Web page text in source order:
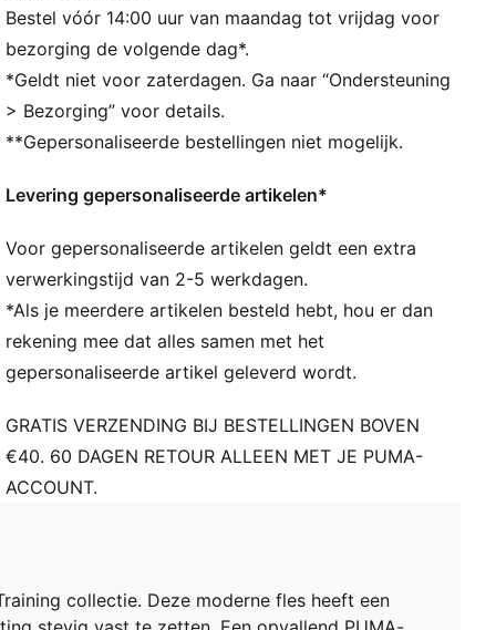
Waterfles
Schroefdop met grote opening
Morsbestendige kliksluiting
Transparante kap opent met een druk op de knop
Metalen veiligheidshaak om de flessluiting stevig vast
te zetten
Plastic haak aan de bovenkant om gemakkelijk te
PUMA-woordmerk verticaal gedrukt op de voorkant
Bestel vóór 14:00 uur van maandag tot vrijdag voor
bezorging de volgende dag*.
*Geldt niet voor zaterdagen. Ga naar “Ondersteuning
> Bezorging” voor details.
**Gepersonaliseerde bestellingen niet mogelijk.
Levering gepersonaliseerde artikelen*
Voor gepersonaliseerde artikelen geldt een extra
verwerkingstijd van 2-5 werkdagen.
*Als je meerdere artikelen besteld hebt, hou er dan
rekening mee dat alles samen met het
gepersonaliseerde artikel geleverd wordt.
GRATIS VERZENDING BIJ BESTELLINGEN BOVEN
€40. 60 DAGEN RETOUR ALLEEN MET JE PUMA-
ACCOUNT.
collectie. Deze moderne fles heeft een